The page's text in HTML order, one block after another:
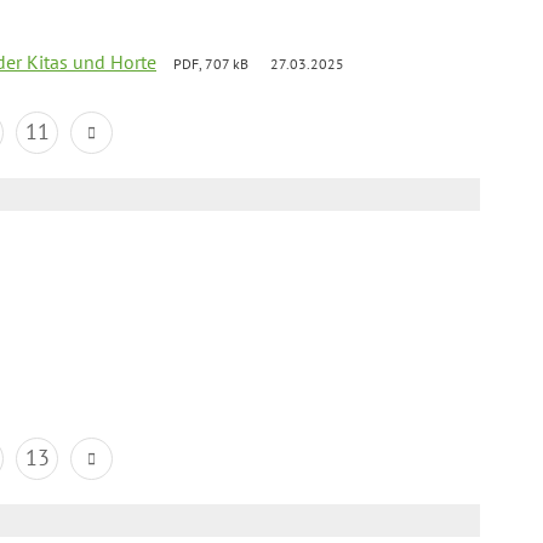
Kitas und Horte PDF, 707 kB 27.03.2025
11
13